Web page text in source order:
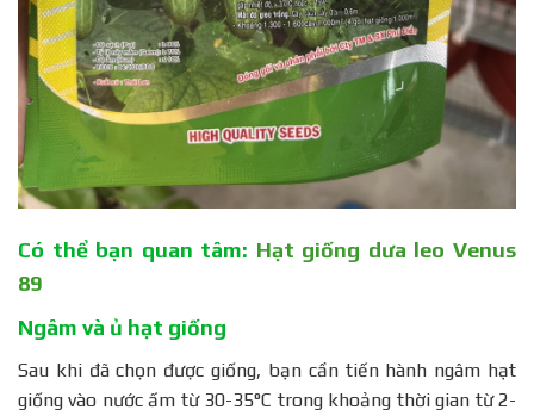
Có thể bạn quan tâm: Hạt giống dưa leo Venus
89
Ngâm và ủ hạt giống
Sau khi đã chọn được giống, bạn cần tiến hành ngâm hạt
giống vào nước ấm từ 30-35°C trong khoảng thời gian từ 2-